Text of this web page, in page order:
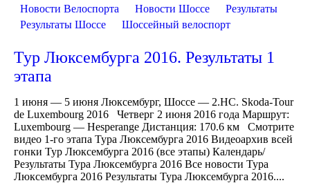
Новости Велоспорта
Новости Шоссе
Результаты
Результаты Шоссе
Шоссейный велоспорт
Тур Люксембурга 2016. Результаты 1
этапа
1 июня — 5 июня Люксембург, Шоссе — 2.HC. Skoda-Tour
de Luxembourg 2016 Четверг 2 июня 2016 года Маршрут:
Luxembourg — Hesperange Дистанция: 170.6 км Смотрите
видео 1-го этапа Тура Люксембурга 2016 Видеоархив всей
гонки Тур Люксембурга 2016 (все этапы) Календарь/
Результаты Тура Люксембурга 2016 Все новости Тура
Люксембурга 2016 Результаты Тура Люксембурга 2016....